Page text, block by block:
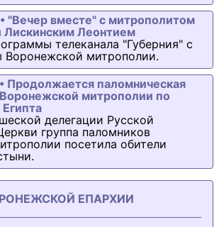
"Вечер вместе" с митрополитом
Леонтием
телеканала "Губерния" с
Воронежской митрополии.
Продолжается паломническая
митрополии по
делегации Русской
группа паломников
посетила обители
ЕПАРХИИ